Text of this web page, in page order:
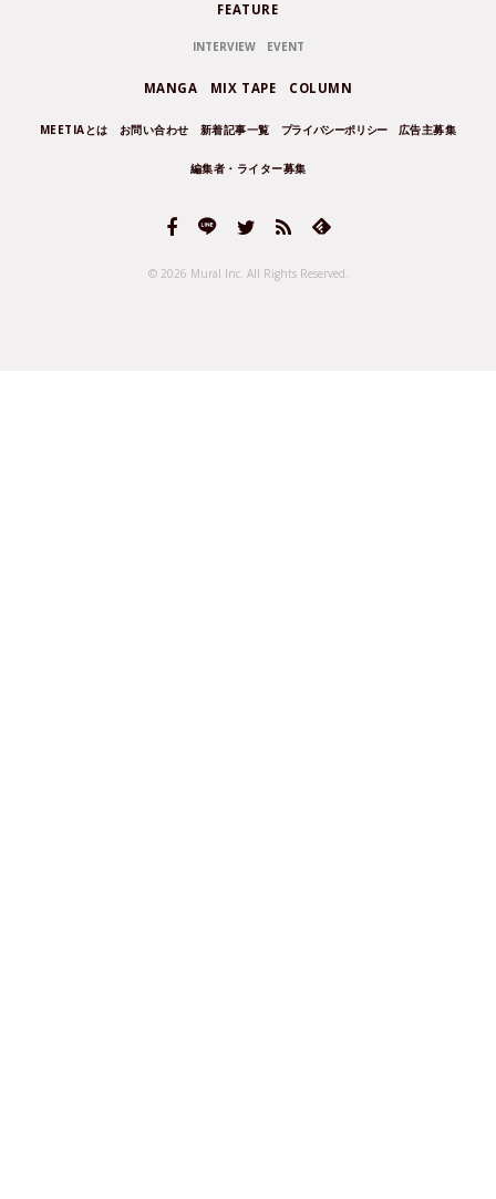
FEATURE
INTERVIEW EVENT
MANGA MIX TAPE COLUMN
MEETIAとは お問い合わせ 新着記事一覧 プライバシーポリシー 広告主募集
編集者・ライター募集
© 2026 Mural Inc. All Rights Reserved.